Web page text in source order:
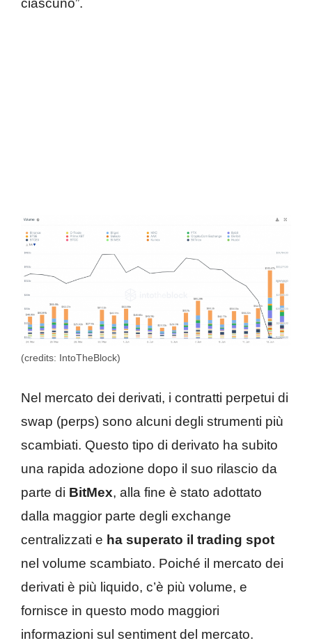
ciascuno”.
(credits: IntoTheBlock)
Nel mercato dei derivati, i contratti perpetui di
swap (perps) sono alcuni degli strumenti più
scambiati. Questo tipo di derivato ha subito
una rapida adozione dopo il suo rilascio da
parte di BitMex, alla fine è stato adottato
dalla maggior parte degli exchange
centralizzati e ha superato il trading spot
nel volume scambiato. Poiché il mercato dei
derivati ​​è più liquido, c’è più volume, e
fornisce in questo modo maggiori
informazioni sul sentiment del mercato.